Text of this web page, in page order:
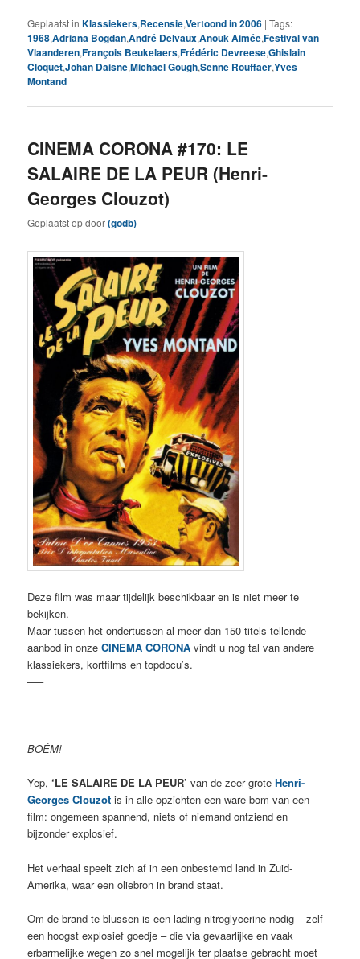
Geplaatst in Klassiekers,Recensie,Vertoond in 2006 |Tags:
1968,Adriana Bogdan,André Delvaux,Anouk Aimée,Festival van
Vlaanderen,François Beukelaers,Frédéric Devreese,Ghislain
Cloquet,Johan Daisne,Michael Gough,Senne Rouffaer,Yves
Montand
CINEMA CORONA #170: LE
SALAIRE DE LA PEUR (Henri-
Georges Clouzot)
Geplaatst opdoor(godb)
Deze film was maar tijdelijk beschikbaar en is niet meer te
bekijken.
Maar tussen het ondertussen al meer dan 150 titels tellende
aanbod in onzeCINEMA CORONA vindt u nog tal van andere
klassiekers, kortfilms en topdocu’s.
—–
BOÉM!
Yep,‘LE SALAIRE DE LA PEUR’ van de zeer groteHenri-
Georges Clouzot is in alle opzichten een ware bom van een
film: ongemeen spannend, niets of niemand ontziend en
bijzonder explosief.
Het verhaal speelt zich af in een onbestemd land in Zuid-
Amerika, waar een oliebron in brand staat.
Om de brand te blussen is een lading nitroglycerine nodig – zelf
een hoogst explosief goedje – die via gevaarlijke en vaak
erbarmelijke wegen zo snel mogelijk ter plaatse gebracht moet